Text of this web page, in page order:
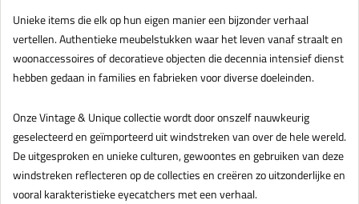
Unieke items die elk op hun eigen manier een bijzonder verhaal
vertellen. Authentieke meubelstukken waar het leven vanaf straalt en
woonaccessoires of decoratieve objecten die decennia intensief dienst
hebben gedaan in families en fabrieken voor diverse doeleinden.
Onze Vintage & Unique collectie wordt door onszelf nauwkeurig
geselecteerd en geïmporteerd uit windstreken van over de hele wereld.
De uitgesproken en unieke culturen, gewoontes en gebruiken van deze
windstreken reflecteren op de collecties en creëren zo uitzonderlijke en
vooral karakteristieke eyecatchers met een verhaal.